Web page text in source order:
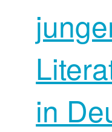
in